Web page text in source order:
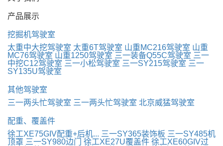
产品展示
挖掘机驾驶室
太重中大挖驾驶室 太重6T驾驶室 山重MC216驾驶室 山重
MC76驾驶室 山重1250驾驶室 三一装备Q55C驾驶室 三一
中挖C12驾驶室 三一小松驾驶室 三一SY215驾驶室 三一
SY135U驾驶室
其他驾驶室
三一两头忙驾驶室 三一两头忙驾驶室 北京威猛驾驶室
配重、覆盖件
徐工XE75GIV配重+后机... 三一SY365装饰板 三一SY485机
顶罩 三一SY980边门 徐工XE27U覆盖件 徐工XE60GIV过